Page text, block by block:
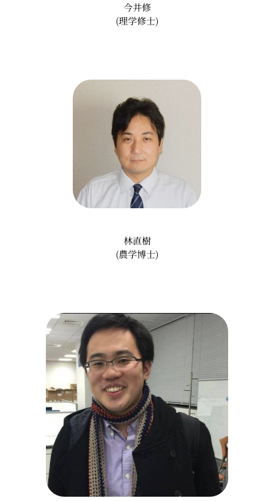
今井修
(理学修士)
林直樹
(農学博士)